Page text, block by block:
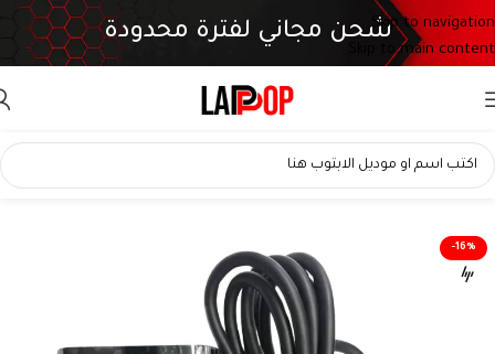
Skip to navigation
Skip to main content
شحن مجاني لفترة محدودة
-16%